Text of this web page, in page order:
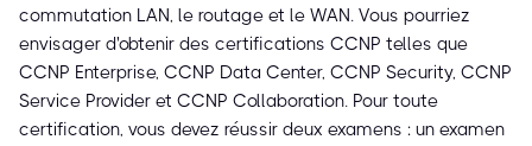
commutation LAN, le routage et le WAN. Vous pourriez
envisager d'obtenir des certifications CCNP telles que
CCNP Enterprise, CCNP Data Center, CCNP Security, CCNP
Service Provider et CCNP Collaboration. Pour toute
certification, vous devez réussir deux examens : un examen